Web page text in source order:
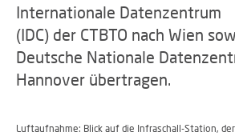
Internationale Datenzentrum
(IDC) der CTBTO nach Wien
Deutsche Nationale
Hannover übertragen.
Luftaufnahme: Blick auf die Infraschall-Station,